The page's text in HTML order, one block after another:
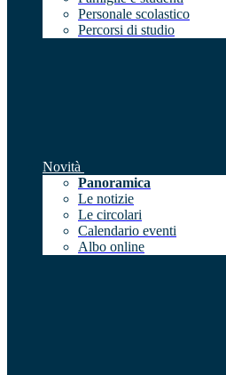
Personale scolastico
Percorsi di studio
Novità
Panoramica
Le notizie
Le circolari
Calendario eventi
Albo online